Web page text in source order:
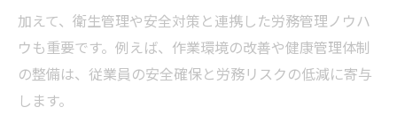
食品製造業コンサルタントの業務改善成功例
食品製造業コンサルタントが手掛けた現場
改革事例
加えて、衛生管理や安全対策と連携した労務管理ノウハ
ウも重要です。例えば、作業環境の改善や健康管理体制
の整備は、従業員の安全確保と労務リスクの低減に寄与
します。